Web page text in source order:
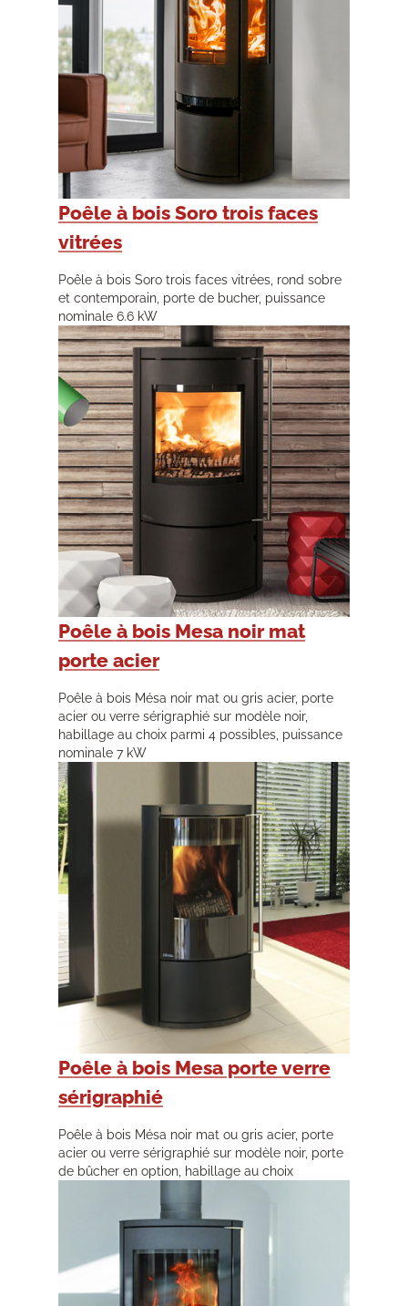
Poêle à bois Soro trois faces
vitrées
Poêle à bois Soro trois faces vitrées, rond sobre
et contemporain, porte de bucher, puissance
nominale 6.6 kW
Poêle à bois Mesa noir mat
porte acier
Poêle à bois Mésa noir mat ou gris acier, porte
acier ou verre sérigraphié sur modèle noir,
habillage au choix parmi 4 possibles, puissance
nominale 7 kW
Poêle à bois Mesa porte verre
sérigraphié
Poêle à bois Mésa noir mat ou gris acier, porte
acier ou verre sérigraphié sur modèle noir, porte
de bûcher en option, habillage au choix